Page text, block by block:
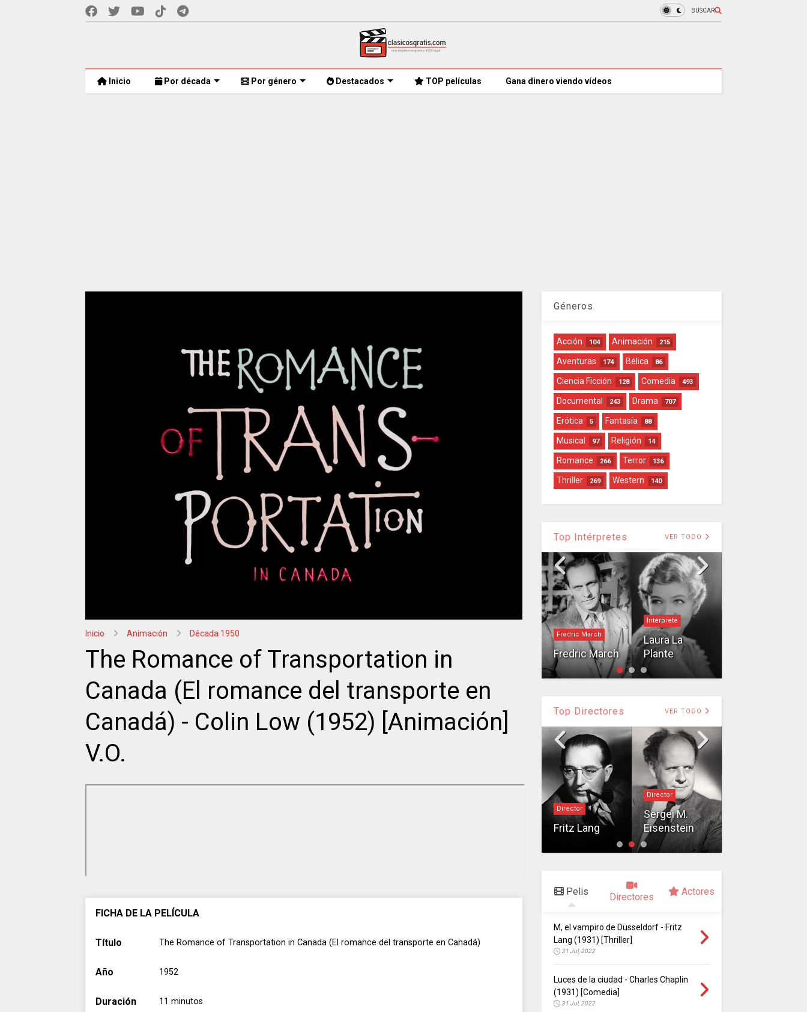
BUSCAR
Inicio Por década Por género Destacados TOP películas Gana dinero viendo vídeos
Inicio Animación Década 1950
The Romance of Transportation in
Canada (El romance del transporte en
Canadá) - Colin Low (1952) [Animación]
V.O.
FICHA DE LA PELÍCULA
Título The Romance of Transportation in Canada (El romance del transporte en Canadá)
Año 1952
Duración 11 minutos
Géneros
Acción 104 Animación 215
Aventuras 174 Bélica 86
Ciencia Ficción 128 Comedia 493
Documental 243 Drama 707
Erótica 5 Fantasía 88
Musical 97 Religión 14
Romance 266 Terror 136
Thriller 269 Western 140
Top Intérpretes VER TODO
Intérprete
Scott
Irene Dunne
Intérprete
Fredric March
Fredric March
Intérprete
Laura La
Plante
Top Directores VER TODO
Director
Fritz Lang
Director
Sergei M.
Eisenstein
Pelis Directores Actores
M, el vampiro de Düsseldorf - Fritz
Lang (1931) [Thriller]
31 Jul, 2022
Luces de la ciudad - Charles Chaplin
(1931) [Comedia]
31 Jul, 2022